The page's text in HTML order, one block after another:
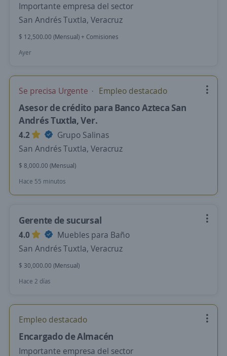
Importante empresa del sector
San Andrés Tuxtla, Veracruz
$ 12,500.00 (Mensual) + Comisiones
Ayer
Se precisa Urgente Empleo destacado
Asesor de crédito para Banco Azteca San
Andrés Tuxtla, Ver.
4.2
Grupo Salinas
San Andrés Tuxtla, Veracruz
$ 8,000.00 (Mensual)
Hace 55 minutos
Gerente de sucursal
4.0
Muebles para Baño
San Andrés Tuxtla, Veracruz
$ 30,000.00 (Mensual)
Hace 2 días
Empleo destacado
Encargado de Almacén
Importante empresa del sector